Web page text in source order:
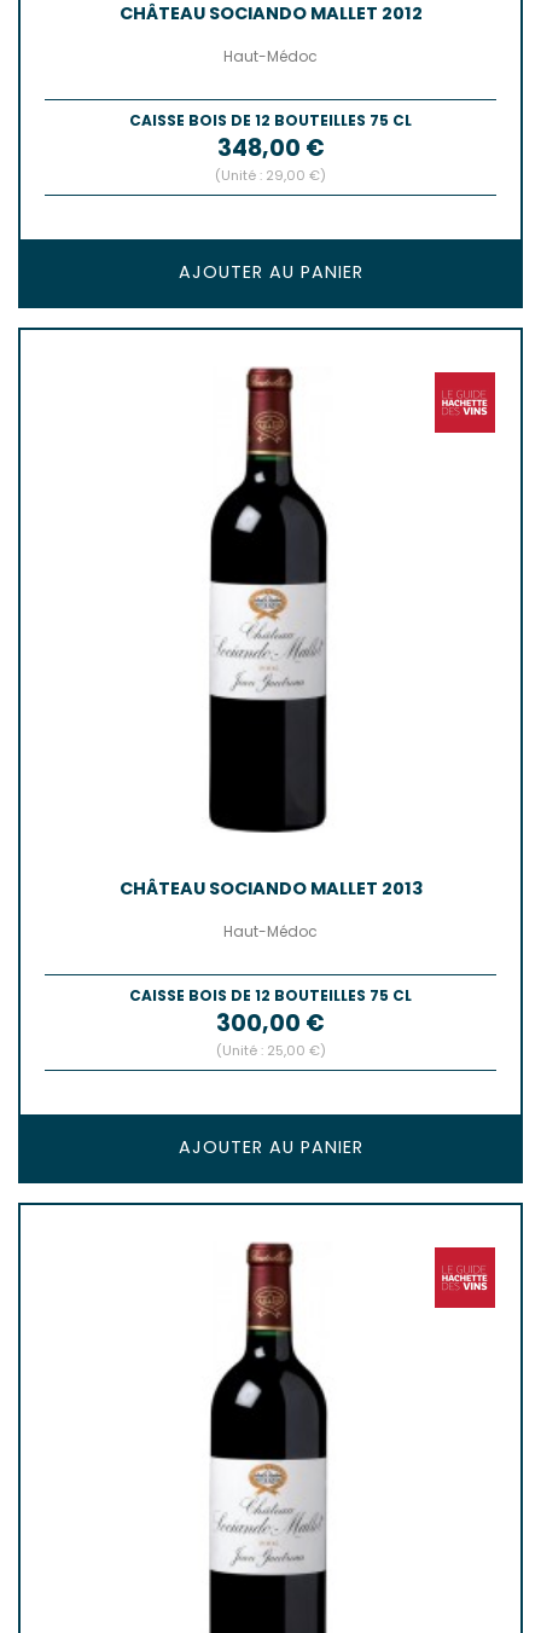
CHÂTEAU SOCIANDO MALLET 2012
Haut-Médoc
CAISSE BOIS DE 12 BOUTEILLES 75 CL
Prix
348,00 €
(Unité : 29,00 €)
AJOUTER AU PANIER
CHÂTEAU SOCIANDO MALLET 2013
Haut-Médoc
CAISSE BOIS DE 12 BOUTEILLES 75 CL
Prix
300,00 €
(Unité : 25,00 €)
AJOUTER AU PANIER